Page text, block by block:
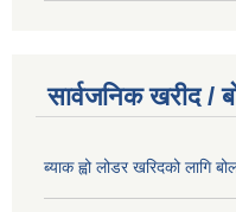
सार्वजनिक खरीद /
ब्याक ह्वो लोडर खरिदको लागि